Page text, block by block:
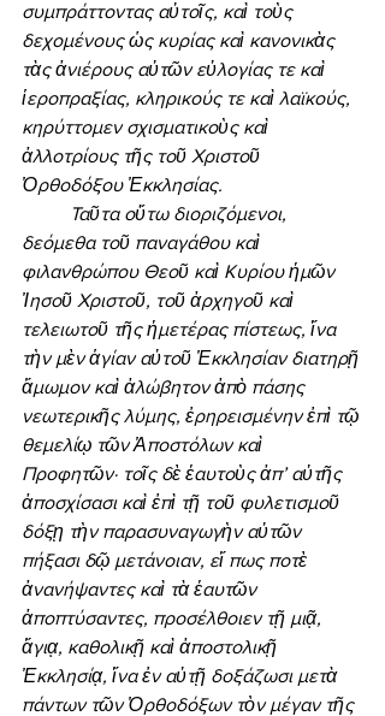
συμπράττοντας αὐτοῖς, καὶ τοὺς
δεχομένους ὡς κυρίας καὶ κανονικὰς
τὰς ἀνιέρους αὐτῶν εὐλογίας τε καὶ
ἱεροπραξίας, κληρικούς τε καὶ λαϊκούς,
κηρύττομεν σχισματικοὺς καὶ
ἀλλοτρίους τῆς τοῦ Χριστοῦ
Ὀρθοδόξου Ἐκκλησίας.
δεόμεθα τοῦ παναγάθου καὶ
φιλανθρώπου Θεοῦ καὶ Κυρίου ἡμῶν
Ἰησοῦ Χριστοῦ, τοῦ ἀρχηγοῦ καὶ
τελειωτοῦ τῆς ἡμετέρας πίστεως, ἵνα
τὴν μὲν ἁγίαν αὐτοῦ Ἐκκλησίαν διατηρῇ
ἄμωμον καὶ ἀλώβητον ἀπὸ πάσης
νεωτερικῆς λύμης, ἐρηρεισμένην ἐπὶ τῷ
θεμελίῳ τῶν Ἀποστόλων καὶ
Προφητῶν· τοῖς δὲ ἑαυτοὺς ἀπ’ αὐτῆς
ἀποσχίσασι καὶ ἐπὶ τῇ τοῦ φυλετισμοῦ
δόξῃ τὴν παρασυναγωγὴν αὐτῶν
πήξασι δῷ μετάνοιαν, εἴ πως ποτὲ
ἀνανήψαντες καὶ τὰ ἑαυτῶν
ἀποπτύσαντες, προσέλθοιεν τῇ μιᾷ,
ἅγιᾳ, καθολικῇ καὶ ἀποστολικῇ
Ἐκκλησίᾳ, ἵνα ἐν αὐτῇ δοξάζωσι μετὰ
πάντων τῶν Ὀρθοδόξων τὸν μέγαν τῆς